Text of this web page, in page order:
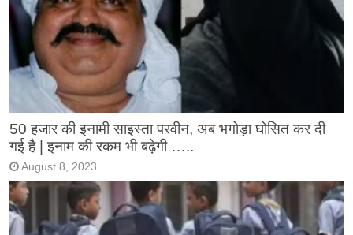
50 हजार की इनामी साइस्ता परवीन, अब भगोड़ा घोसित कर दी
गई है | इनाम की रकम भी बढ़ेगी …..
August 8, 2023